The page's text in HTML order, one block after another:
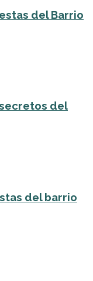
del Barrio
del
del barrio